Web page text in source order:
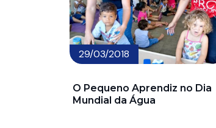
29/03/2018
O Pequeno Aprendiz no Dia
Mundial da Água